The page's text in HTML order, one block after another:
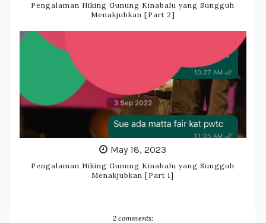
Pengalaman Hiking Gunung Kinabalu yang Sungguh
Menakjubkan [Part 2]
May 18, 2023
Pengalaman Hiking Gunung Kinabalu yang Sungguh
Menakjubkan [Part 1]
2 comments: